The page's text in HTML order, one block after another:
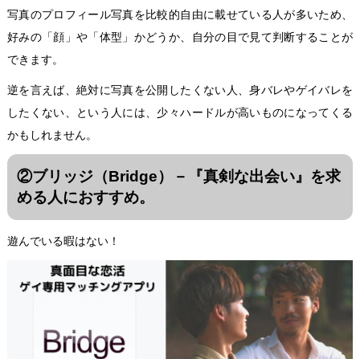
写真のプロフィール写真を比較的自由に載せている人が多いため、
好みの「顔」や「体型」かどうか、自分の目で見て判断することが
できます。
逆を言えば、絶対に写真を公開したくない人、身バレやゲイバレを
したくない、という人には、少々ハードルが高いものになってくる
かもしれません。
②ブリッジ（Bridge）－『真剣な出会い』を求
める人におすすめ。
遊んでいる暇はない！